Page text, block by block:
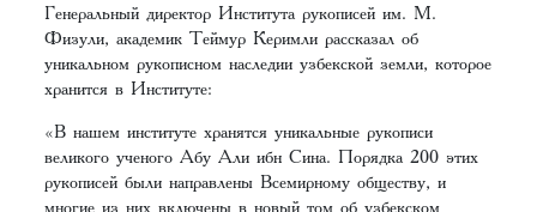
Генеральный директор Института рукописей им. М.
Физули, академик Теймур Керимли рассказал об
уникальном рукописном наследии узбекской земли, которое
хранится в Институте:
«В нашем институте хранятся уникальные рукописи
великого ученого Абу Али ибн Сина. Порядка 200 этих
рукописей были направлены Всемирному обществу, и
многие из них включены в новый том об узбекском